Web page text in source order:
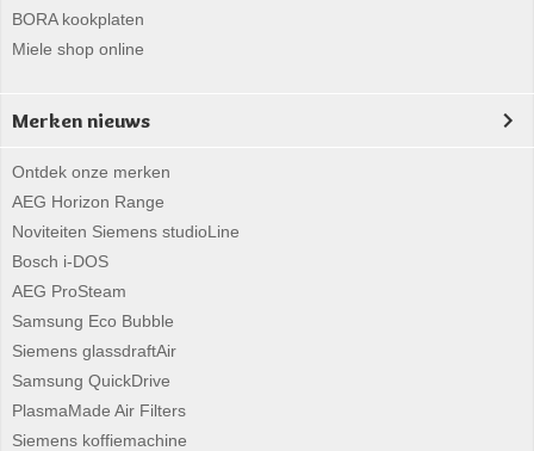
BORA kookplaten
Miele shop online
Merken nieuws
Ontdek onze merken
AEG Horizon Range
Noviteiten Siemens studioLine
Bosch i-DOS
AEG ProSteam
Samsung Eco Bubble
Siemens glassdraftAir
Samsung QuickDrive
PlasmaMade Air Filters
Siemens koffiemachine